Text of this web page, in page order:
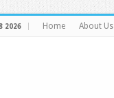
2026 Home About Us